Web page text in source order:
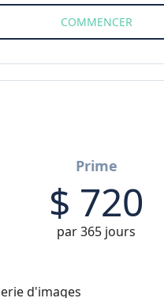
Prime
$ 720
par 365 jours
d'images